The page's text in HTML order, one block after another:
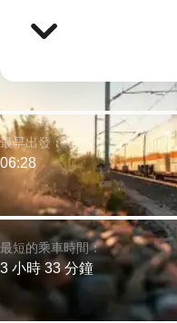
最短的乘車時間：
3 小時 33 分鐘
最早出發：
06:28